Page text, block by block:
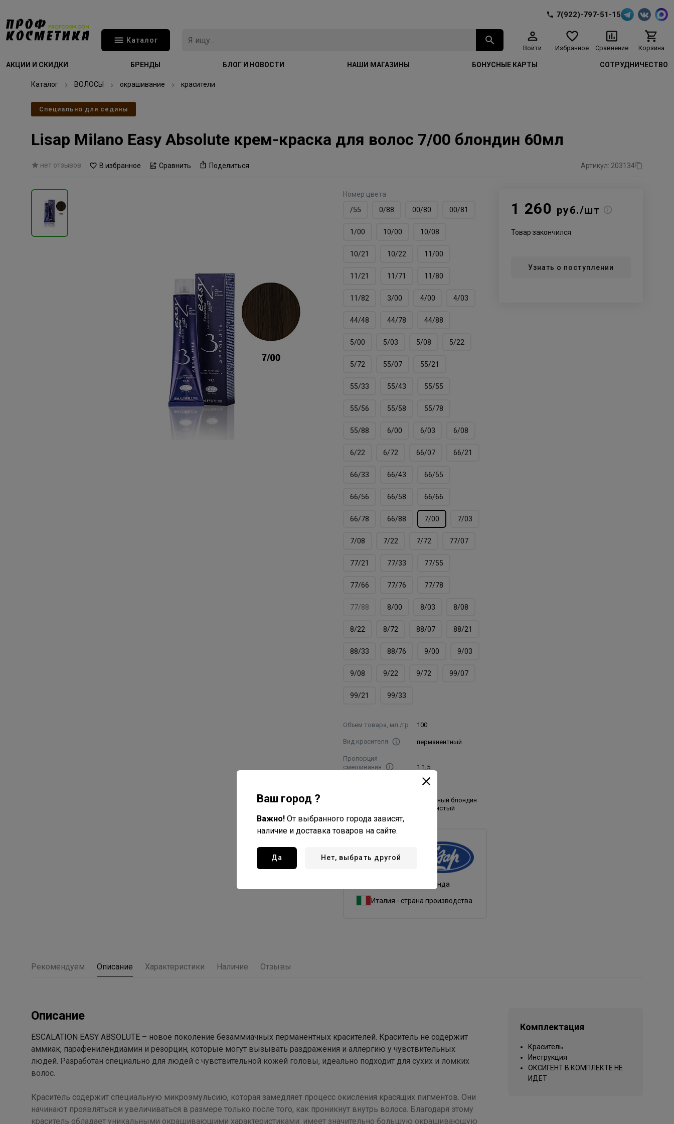
7(922)-797-51-15
Каталог
Войти Избранное Сравнение Корзина
АКЦИИ И СКИДКИ БРЕНДЫ БЛОГ И НОВОСТИ НАШИ МАГАЗИНЫ БОНУСНЫЕ КАРТЫ СОТРУДНИЧЕСТВО
Каталог ВОЛОСЫ окрашивание красители
Специально для седины
Lisap Milano Easy Absolute крем-краска для волос 7/00 блондин 60мл
нет отзывов В избранное Сравнить Поделиться Артикул: 203134
Номер цвета
/55
0/88 00/80 00/81
1/00 10/00 10/08
10/21 10/22 11/00
11/21 11/71 11/80
11/82 3/00 4/00 4/03
44/48 44/78 44/88
5/00 5/03 5/08 5/22
5/72 55/07 55/21
55/33 55/43 55/55
55/56 55/58 55/78
55/88 6/00 6/03 6/08
6/22 6/72 66/07 66/21
66/33 66/43 66/55
66/56 66/58 66/66
66/78 66/88 7/00 7/03
7/08 7/22 7/72 77/07
77/21 77/33 77/55
77/66 77/76 77/78
77/88 8/00 8/03 8/08
8/22 8/72 88/07 88/21
88/33 88/76 9/00 9/03
9/08 9/22 9/72 99/07
99/21 99/33
Объем товара, мл./гр 100
Вид красителя перманентный
Пропорция
смешивания
1:1,5
7/00
6G темный блондин
золотистый
Lisap Milano
Все товары бренда
Италия - страна бренда
Италия - страна производства
1 260 руб./шт
Товар закончился
Узнать о поступлении
Рекомендуем Описание Характеристики Наличие Отзывы
Описание
ESCALATION EASY ABSOLUTE – новое поколение безаммиачных перманентных красителей. Краситель не содержит
аммиак, парафенилендиамин и резорцин, которые могут вызывать раздражения и аллергию у чувствительных
людей. Разработан специально для людей с чувствительной кожей головы, идеально подходит для сухих и ломких
волос.
Краситель содержит специальную микроэмульсию, которая замедляет процесс окисления красящих пигментов. Они
начинают проявляться и увеличиваться в размере только после того, как проникнут внутрь волоса. Благодаря этому
краситель обладает уникальными окрашивающими характеристиками: имеет значительно большую окрашивающую
Комплектация
Краситель
Инструкция
ОКСИГЕНТ В КОМПЛЕКТЕ НЕ
ИДЕТ
Ваш город ?
Важно! От выбранного города зависят,
наличие и доставка товаров на сайте.
Да Нет, выбрать другой